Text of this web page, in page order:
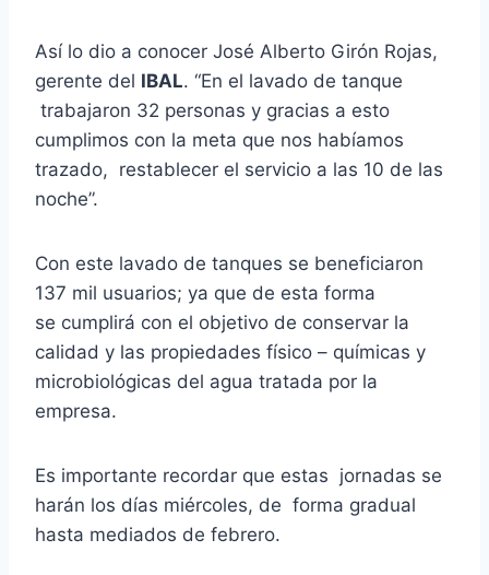
Así lo dio a conocer José Alberto Girón Rojas,
gerente del IBAL. “En el lavado de tanque
trabajaron 32 personas y gracias a esto
cumplimos con la meta que nos habíamos
trazado, restablecer el servicio a las 10 de las
noche”.
Con este lavado de tanques se beneficiaron
137 mil usuarios; ya que de esta forma
se cumplirá con el objetivo de conservar la
calidad y las propiedades físico – químicas y
microbiológicas del agua tratada por la
empresa.
Es importante recordar que estas jornadas se
harán los días miércoles, de forma gradual
hasta mediados de febrero.